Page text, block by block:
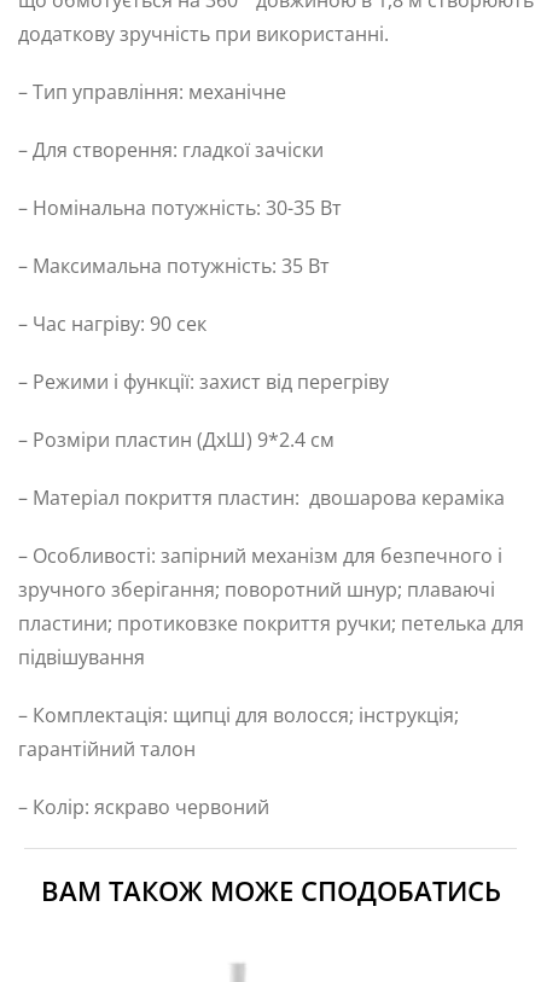
додаткову зручність при використанні.
– Тип управління: механічне
– Для створення: гладкої зачіски
– Номінальна потужність: 30-35 Вт
– Максимальна потужність: 35 Вт
– Час нагріву: 90 сек
– Режими і функції: захист від перегріву
– Розміри пластин (ДхШ) 9*2.4 см
– Матеріал покриття пластин: двошарова кераміка
– Особливості: запірний механізм для безпечного і
зручного зберігання; поворотний шнур; плаваючі
пластини; протиковзке покриття ручки; петелька для
підвішування
– Комплектація: щипці для волосся; інструкція;
гарантійний талон
– Колір: яскраво червоний
ВАМ ТАКОЖ МОЖЕ СПОДОБАТИСЬ